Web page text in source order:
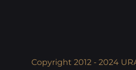
Copyright 2012 - 2024